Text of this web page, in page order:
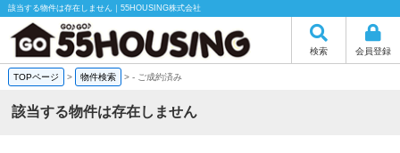
該当する物件は存在しません｜55HOUSING株式会社
検索 会員登録
TOPページ > 物件検索 >- ご成約済み
該当する物件は存在しません